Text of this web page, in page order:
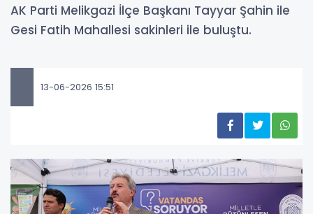
AK Parti Melikgazi İlçe Başkanı Tayyar Şahin ile
Gesi Fatih Mahallesi sakinleri ile buluştu.
13-06-2026 15:51